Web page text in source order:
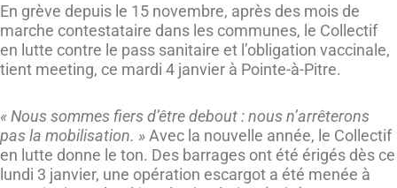
En grève depuis le 15 novembre, après des mois de
marche contestataire dans les communes, le Collectif
en lutte contre le pass sanitaire et l’obligation vaccinale,
tient meeting, ce mardi 4 janvier à Pointe-à-Pitre.
« Nous sommes fiers d’être debout : nous n’arrêterons
pas la mobilisation. »Avec la nouvelle année, le Collectif
en lutte donne le ton. Des barrages ont été érigés dès ce
lundi 3 janvier, une opération escargot a été menée à